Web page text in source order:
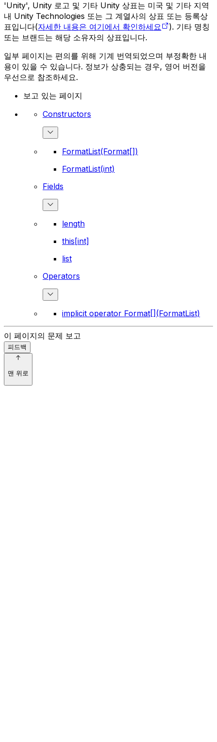
'Unity', Unity 로고 및 기타 Unity 상표는 미국 및 기타 지역
내 Unity Technologies 또는 그 계열사의 상표 또는 등록상
표입니다(자세한 내용은 여기에서 확인하세요
). 기타 명칭
또는 브랜드는 해당 소유자의 상표입니다.
일부 페이지는 편의를 위해 기계 번역되었으며 부정확한 내
용이 있을 수 있습니다. 정보가 상충되는 경우, 영어 버전을
우선으로 참조하세요.
보고 있는 페이지
Constructors
FormatList(Format[])
FormatList(int)
Fields
length
this[int]
list
Operators
implicit operator Format[](FormatList)
이 페이지의 문제 보고
피드백
맨 위로